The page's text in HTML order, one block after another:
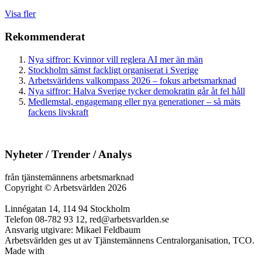
Visa fler
Rekommenderat
Nya siffror: Kvinnor vill reglera AI mer än män
Stockholm sämst fackligt organiserat i Sverige
Arbetsvärldens valkompass 2026 – fokus arbetsmarknad
Nya siffror: Halva Sverige tycker demokratin går åt fel håll
Medlemstal, engagemang eller nya generationer – så mäts
fackens livskraft
Nyheter / Trender / Analys
från tjänstemännens arbetsmarknad
Copyright © Arbetsvärlden 2026
Linnégatan 14, 114 94 Stockholm
Telefon 08-782 93 12, red@arbetsvarlden.se
Ansvarig utgivare: Mikael Feldbaum
Arbetsvärlden ges ut av Tjänstemännens Centralorganisation, TCO.
Made with